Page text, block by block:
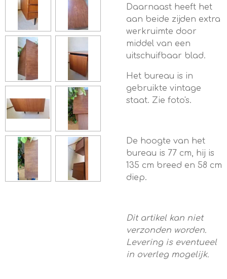
Daarnaast heeft het
aan beide zijden extra
werkruimte door
middel van een
uitschuifbaar blad.
Het bureau is in
gebruikte vintage
staat. Zie foto's.
De hoogte van het
bureau is 77 cm, hij is
135 cm breed en 58 cm
diep.
Dit artikel kan niet
verzonden worden.
Levering is eventueel
in overleg mogelijk.